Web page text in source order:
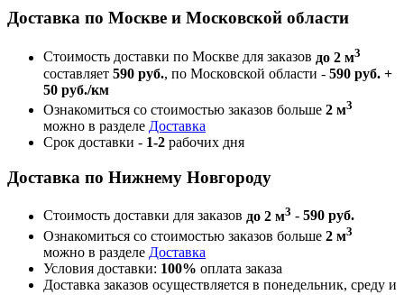
Доставка по Москве и Московской области
Стоимость доставки по Москве для заказов до 2 м3
составляет 590 руб., по Московской области - 590 руб. +
50 руб./км
Ознакомиться со стоимостью заказов больше 2 м3
можно в разделе Доставка
Срок доставки - 1-2 рабочих дня
Доставка по Нижнему Новгороду
Стоимость доставки для заказов до 2 м3 - 590 руб.
Ознакомиться со стоимостью заказов больше 2 м3
можно в разделе Доставка
Условия доставки: 100% оплата заказа
Доставка заказов осуществляется в понедельник, среду и